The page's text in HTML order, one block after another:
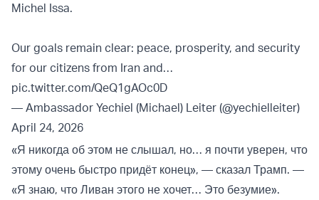
Michel Issa.
Our goals remain clear: peace, prosperity, and security
for our citizens from Iran and…
pic.twitter.com/QeQ1gAOc0D
— Ambassador Yechiel (Michael) Leiter (@yechielleiter)
April 24, 2026
«Я никогда об этом не слышал, но… я почти уверен, что
этому очень быстро придёт конец», — сказал Трамп. —
«Я знаю, что Ливан этого не хочет… Это безумие».